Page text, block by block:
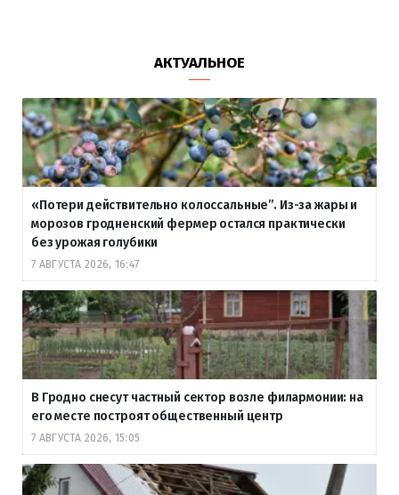
АКТУАЛЬНОЕ
«Потери действительно колоссальные”. Из-за жары и
морозов гродненский фермер остался практически
без урожая голубики
7 АВГУСТА 2026, 16:47
В Гродно снесут частный сектор возле филармонии: на
его месте построят общественный центр
7 АВГУСТА 2026, 15:05